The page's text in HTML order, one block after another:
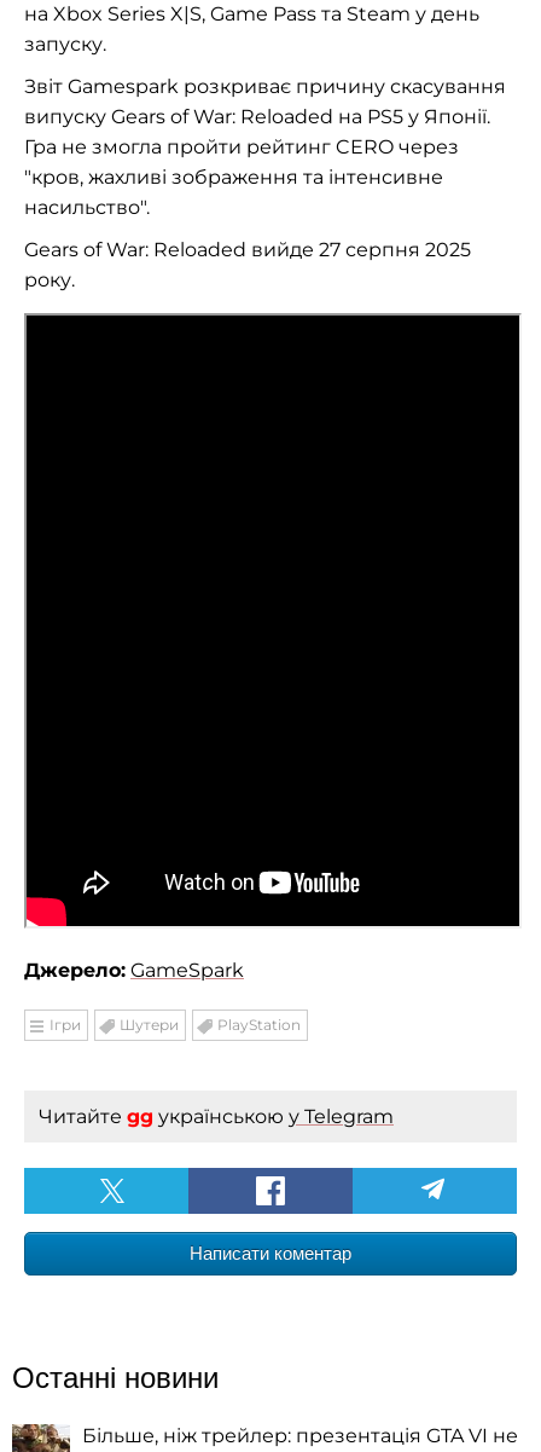
на Xbox Series X|S, Game Pass та Steam у день
запуску.
Звіт Gamespark розкриває причину скасування
випуску Gears of War: Reloaded на PS5 у Японії.
Гра не змогла пройти рейтинг CERO через
"кров, жахливі зображення та інтенсивне
насильство".
Gears of War: Reloaded вийде 27 серпня 2025
року.
Джерело: GameSpark
Ігри Шутери PlayStation
Читайте gg українською у Telegram
Написати коментар
Останні новини
Більше, ніж трейлер: презентація GTA VI не